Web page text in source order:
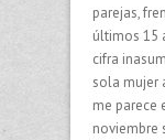
parejas,
últimos 15
cifra
sola mujer
me parece
noviembre